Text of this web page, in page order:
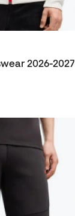
2026-2027